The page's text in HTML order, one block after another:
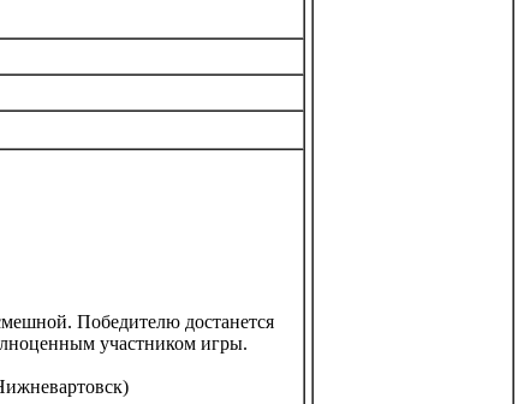
Победителю достанется
участником игры.